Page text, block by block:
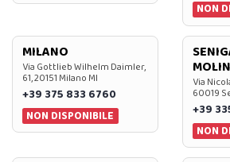
NON
MILANO
Via Gottlieb Wilhelm Daimler,
61, 20151 Milano MI
+39 375 833 6760
NON DISPONIBILE
Via
60019
+39
NON